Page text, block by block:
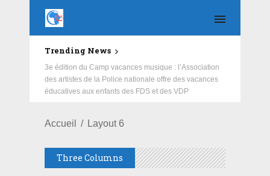
Trending News
3e édition du Camp vacances musique : l’Association
des artistes de la Police nationale offre des vacances
éducatives aux enfants des FDS et des VDP
Accueil Layout 6
Three Columns